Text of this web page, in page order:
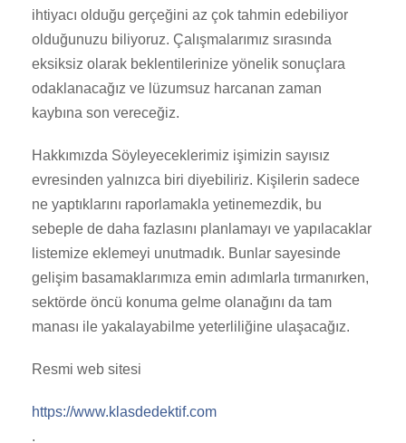
ihtiyacı olduğu gerçeğini az çok tahmin edebiliyor
olduğunuzu biliyoruz. Çalışmalarımız sırasında
eksiksiz olarak beklentilerinize yönelik sonuçlara
odaklanacağız ve lüzumsuz harcanan zaman
kaybına son vereceğiz.
Hakkımızda Söyleyeceklerimiz işimizin sayısız
evresinden yalnızca biri diyebiliriz. Kişilerin sadece
ne yaptıklarını raporlamakla yetinemezdik, bu
sebeple de daha fazlasını planlamayı ve yapılacaklar
listemize eklemeyi unutmadık. Bunlar sayesinde
gelişim basamaklarımıza emin adımlarla tırmanırken,
sektörde öncü konuma gelme olanağını da tam
manası ile yakalayabilme yeterliliğine ulaşacağız.
Resmi web sitesi
https://www.klasdedektif.com
.